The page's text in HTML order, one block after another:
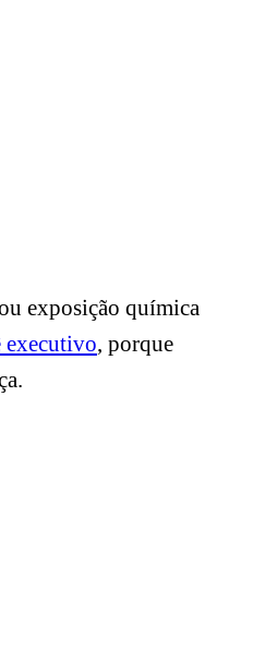
exposição química
executivo, porque